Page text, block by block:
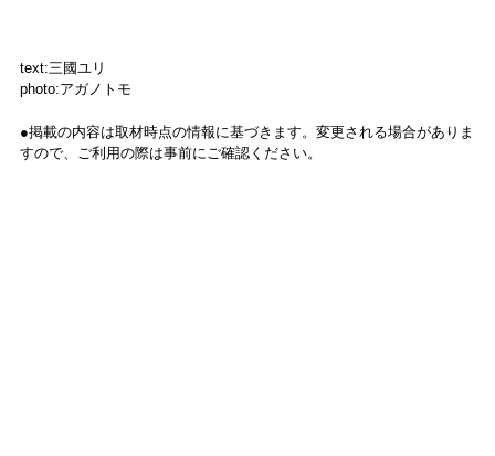
text:三國ユリ
photo:アガノトモ
●掲載の内容は取材時点の情報に基づきます。変更される場合がありま
すので、ご利用の際は事前にご確認ください。